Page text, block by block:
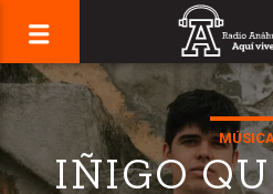
IÑIGO